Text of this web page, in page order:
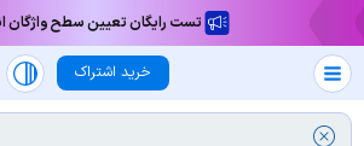
تست رایگان تعیین سطح واژگان
خرید اشتراک